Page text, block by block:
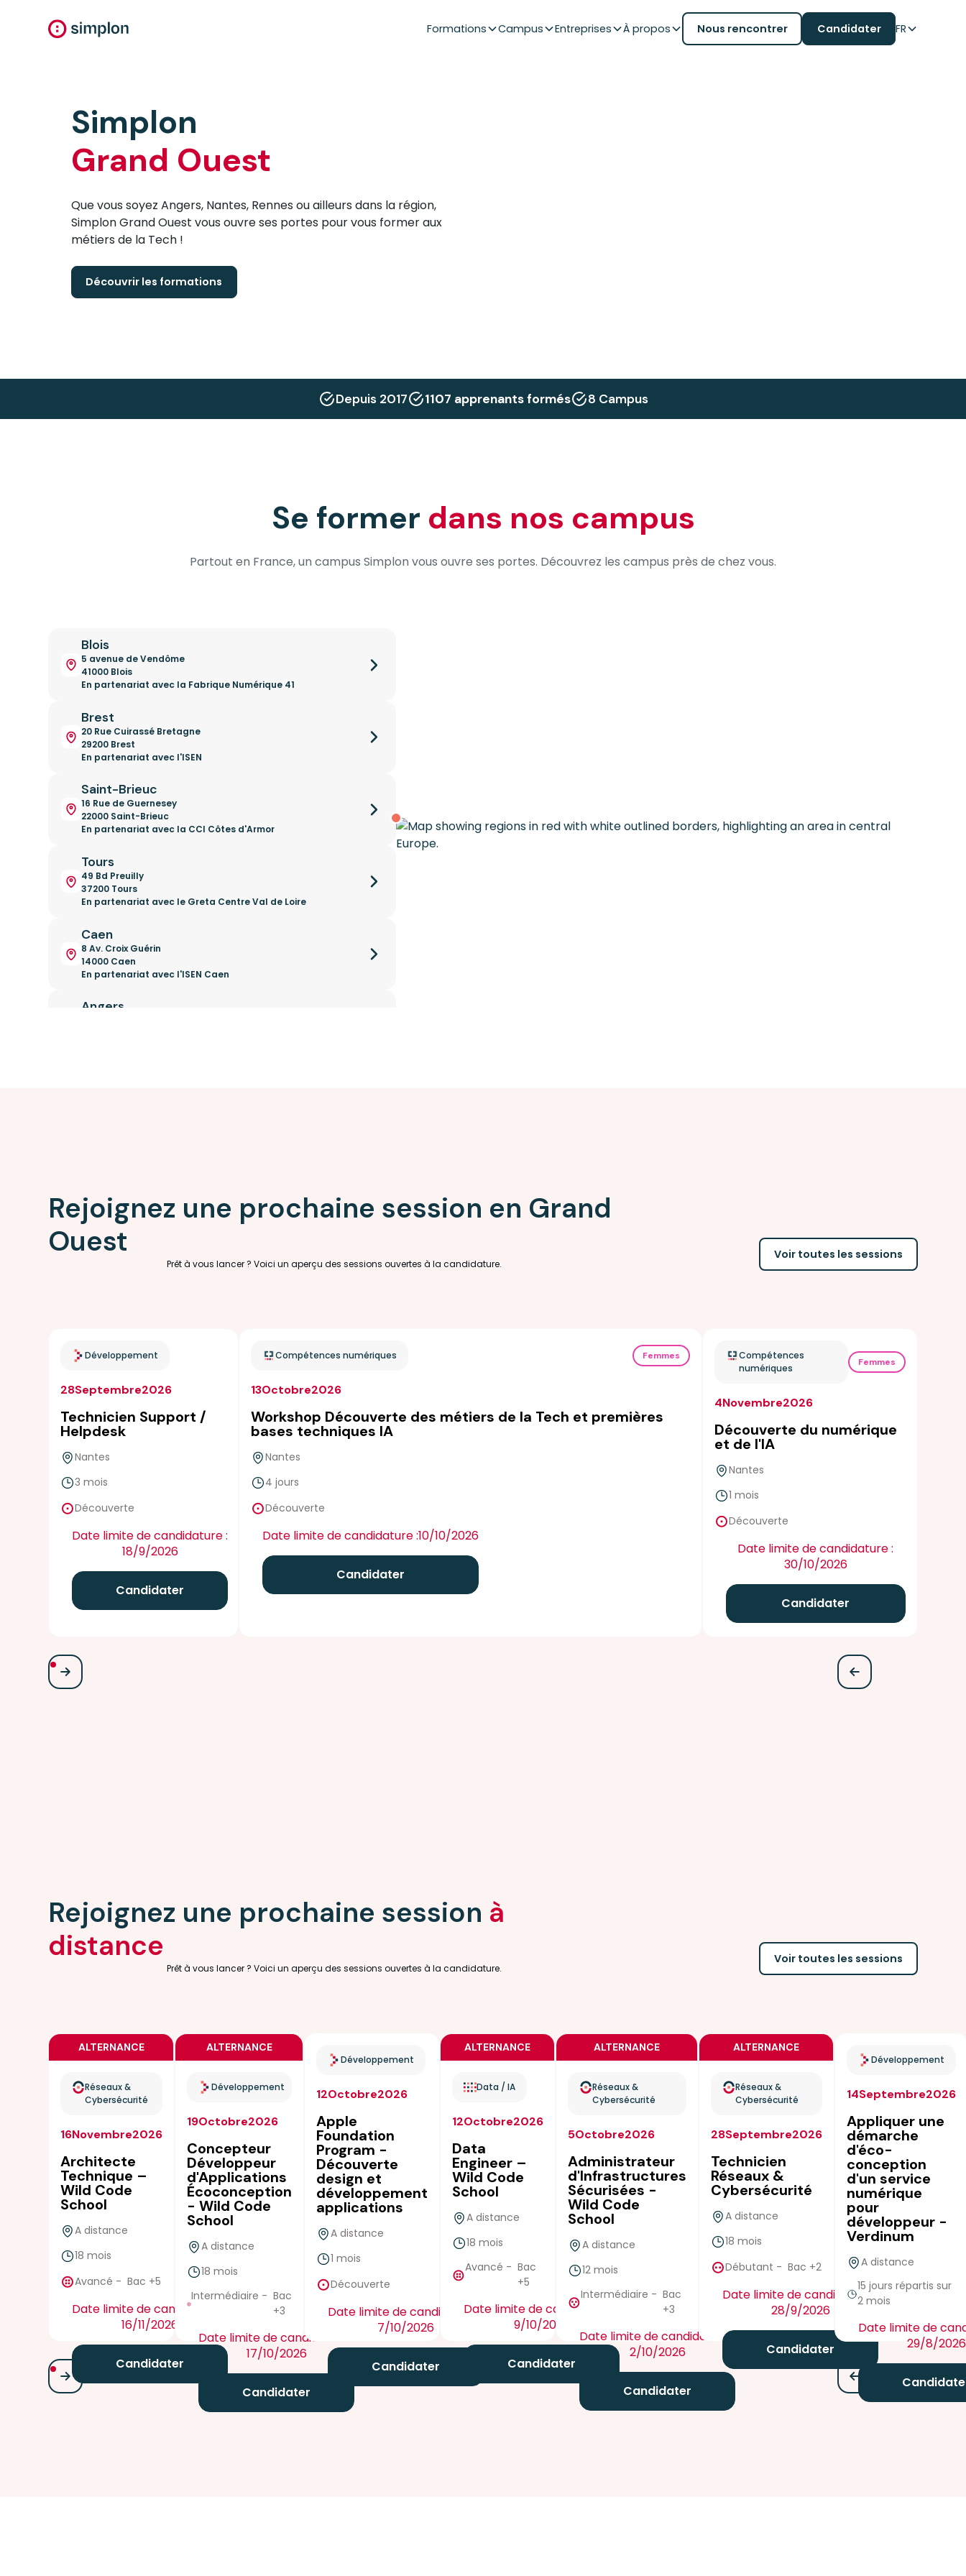
Formations Campus Entreprises À propos Nous rencontrer Candidater FR
Simplon
Grand Ouest
Que vous soyez Angers, Nantes, Rennes ou ailleurs dans la région,
Simplon Grand Ouest vous ouvre ses portes pour vous former aux
métiers de la Tech !
Découvrir les formations
Depuis 2017 1107 apprenants formés 8 Campus
Se former dans nos campus
Partout en France, un campus Simplon vous ouvre ses portes. Découvrez les campus près de chez vous.
Blois
5 avenue de Vendôme
41000 Blois
En partenariat avec la Fabrique Numérique 41
Brest
20 Rue Cuirassé Bretagne
29200 Brest
En partenariat avec l'ISEN
Saint-Brieuc
16 Rue de Guernesey
22000 Saint-Brieuc
En partenariat avec la CCI Côtes d'Armor
Tours
49 Bd Preuilly
37200 Tours
En partenariat avec le Greta Centre Val de Loire
Caen
8 Av. Croix Guérin
14000 Caen
En partenariat avec l'ISEN Caen
Angers
Rejoignez une prochaine session en Grand
Ouest
Prêt à vous lancer ? Voici un aperçu des sessions ouvertes à la candidature.
Voir toutes les sessions
Développement
28Septembre2026
Technicien Support /
Helpdesk
Nantes
3 mois
Découverte
Date limite de candidature :
18/9/2026
Candidater
Compétences numériques Femmes
13Octobre2026
Workshop Découverte des métiers de la Tech et premières
bases techniques IA
Nantes
4 jours
Découverte
Date limite de candidature :10/10/2026
Candidater
Compétences
numériques
Femmes
4Novembre2026
Découverte du numérique
et de l'IA
Nantes
1 mois
Découverte
Date limite de candidature :
30/10/2026
Candidater
Rejoignez une prochaine session à
distance
Prêt à vous lancer ? Voici un aperçu des sessions ouvertes à la candidature.
Voir toutes les sessions
ALTERNANCE
Réseaux &
Cybersécurité
16Novembre2026
Architecte
Technique –
Wild Code
School
A distance
18 mois
Avancé -Bac +5
Date limite de candidature :
16/11/2026
Candidater
ALTERNANCE
Développement
19Octobre2026
Concepteur
Développeur
d'Applications
Écoconception
- Wild Code
School
A distance
18 mois
Intermédiaire -Bac
+3
Date limite de candidature :
17/10/2026
Candidater
Développement
12Octobre2026
Apple
Foundation
Program -
Découverte
design et
développement
applications
A distance
1 mois
Découverte
Date limite de candidature :
7/10/2026
Candidater
ALTERNANCE
Data / IA
12Octobre2026
Data
Engineer –
Wild Code
School
A distance
18 mois
Avancé -Bac
+5
Date limite de candidature :
9/10/2026
Candidater
ALTERNANCE
Réseaux &
Cybersécurité
5Octobre2026
Administrateur
d'Infrastructures
Sécurisées -
Wild Code
School
A distance
12 mois
Intermédiaire -Bac
+3
Date limite de candidature :
2/10/2026
Candidater
ALTERNANCE
Réseaux &
Cybersécurité
28Septembre2026
Technicien
Réseaux &
Cybersécurité
A distance
18 mois
Débutant -Bac +2
Date limite de candidature :
28/9/2026
Candidater
Développement
14Septembre2026
Appliquer une
démarche
d'éco-
conception
d'un service
numérique
pour
développeur -
Verdinum
A distance
15 jours répartis sur
2 mois
Date limite de
29/8/2026